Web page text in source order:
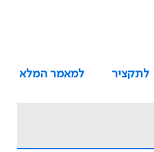
לתקציר
למאמר המלא